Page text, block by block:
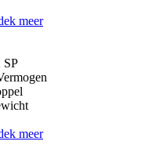
meer
SP
meer